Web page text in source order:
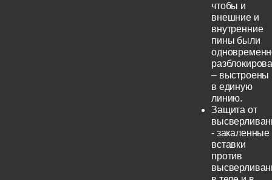
чтобы и
внешние и
внутренние
пины были
– выстроены
в единую
линию.
Защита от
- закаленные
вставки
против